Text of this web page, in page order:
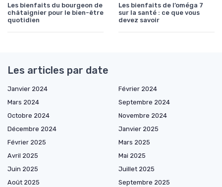
Les bienfaits du bourgeon de
châtaignier pour le bien-être
quotidien
Les bienfaits de l’oméga 7
sur la santé : ce que vous
devez savoir
Les articles par date
Janvier 2024
Février 2024
Mars 2024
Septembre 2024
Octobre 2024
Novembre 2024
Décembre 2024
Janvier 2025
Février 2025
Mars 2025
Avril 2025
Mai 2025
Juin 2025
Juillet 2025
Août 2025
Septembre 2025